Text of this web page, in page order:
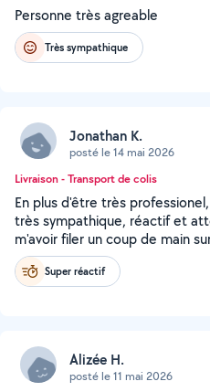
Personne très agreable
Très sympathique
Jonathan K.
posté le 14 mai 2026
Livraison - Transport de colis
En plus d'être très
très sympathique, réactif et
m'avoir filer un coup de main
Super réactif
Alizée H.
posté le 11 mai 2026